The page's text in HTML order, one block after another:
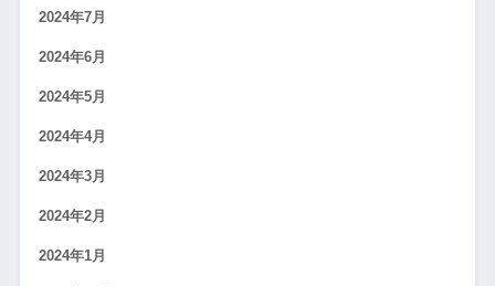
2024年7月
2024年6月
2024年5月
2024年4月
2024年3月
2024年2月
2024年1月